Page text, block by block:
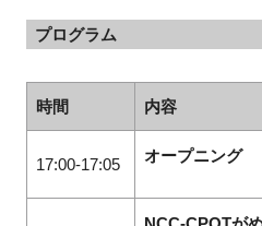
プログラム
時間 内容
17:00-17:05 オープニング